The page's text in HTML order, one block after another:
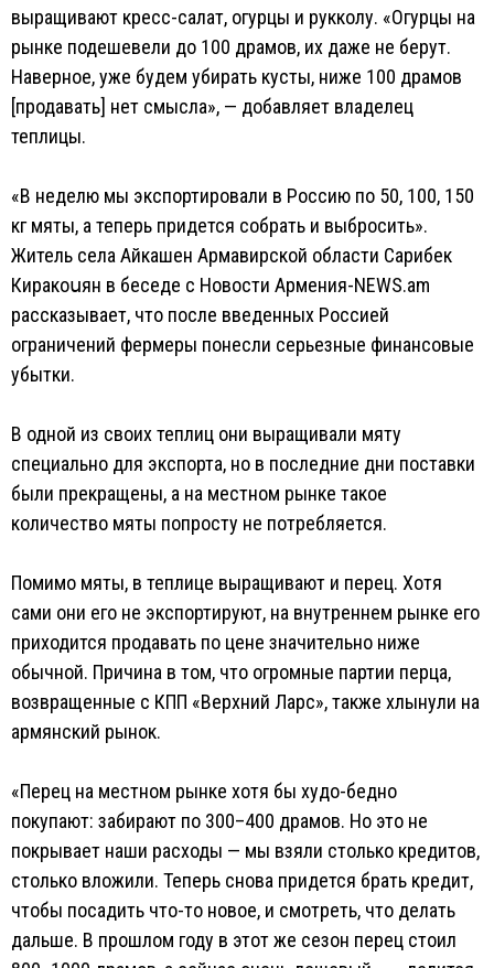
выращивают кресс-салат, огурцы и рукколу. «Огурцы на
рынке подешевели до 100 драмов, их даже не берут.
Наверное, уже будем убирать кусты, ниже 100 драмов
[продавать] нет смысла», — добавляет владелец
теплицы.
«В неделю мы экспортировали в Россию по 50, 100, 150
кг мяты, а теперь придется собрать и выбросить».
Житель села Айкашен Армавирской области Сарибек
Киракоսян в беседе с Новости Армения-NEWS.am
рассказывает, что после введенных Россией
ограничений фермеры понесли серьезные финансовые
убытки.
В одной из своих теплиц они выращивали мяту
специально для экспорта, но в последние дни поставки
были прекращены, а на местном рынке такое
количество мяты попросту не потребляется.
Помимо мяты, в теплице выращивают и перец. Хотя
сами они его не экспортируют, на внутреннем рынке его
приходится продавать по цене значительно ниже
обычной. Причина в том, что огромные партии перца,
возвращенные с КПП «Верхний Ларс», также хлынули на
армянский рынок.
«Перец на местном рынке хотя бы худо-бедно
покупают: забирают по 300–400 драмов. Но это не
покрывает наши расходы — мы взяли столько кредитов,
столько вложили. Теперь снова придется брать кредит,
чтобы посадить что-то новое, и смотреть, что делать
дальше. В прошлом году в этот же сезон перец стоил